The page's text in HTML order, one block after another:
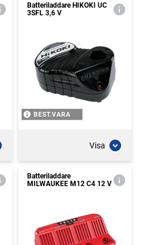
Batteriladdare HIKOKI UC
3SFL 3,6 V
BEST.VARA
Visa
Batteriladdare
MILWAUKEE M12 C4 12 V